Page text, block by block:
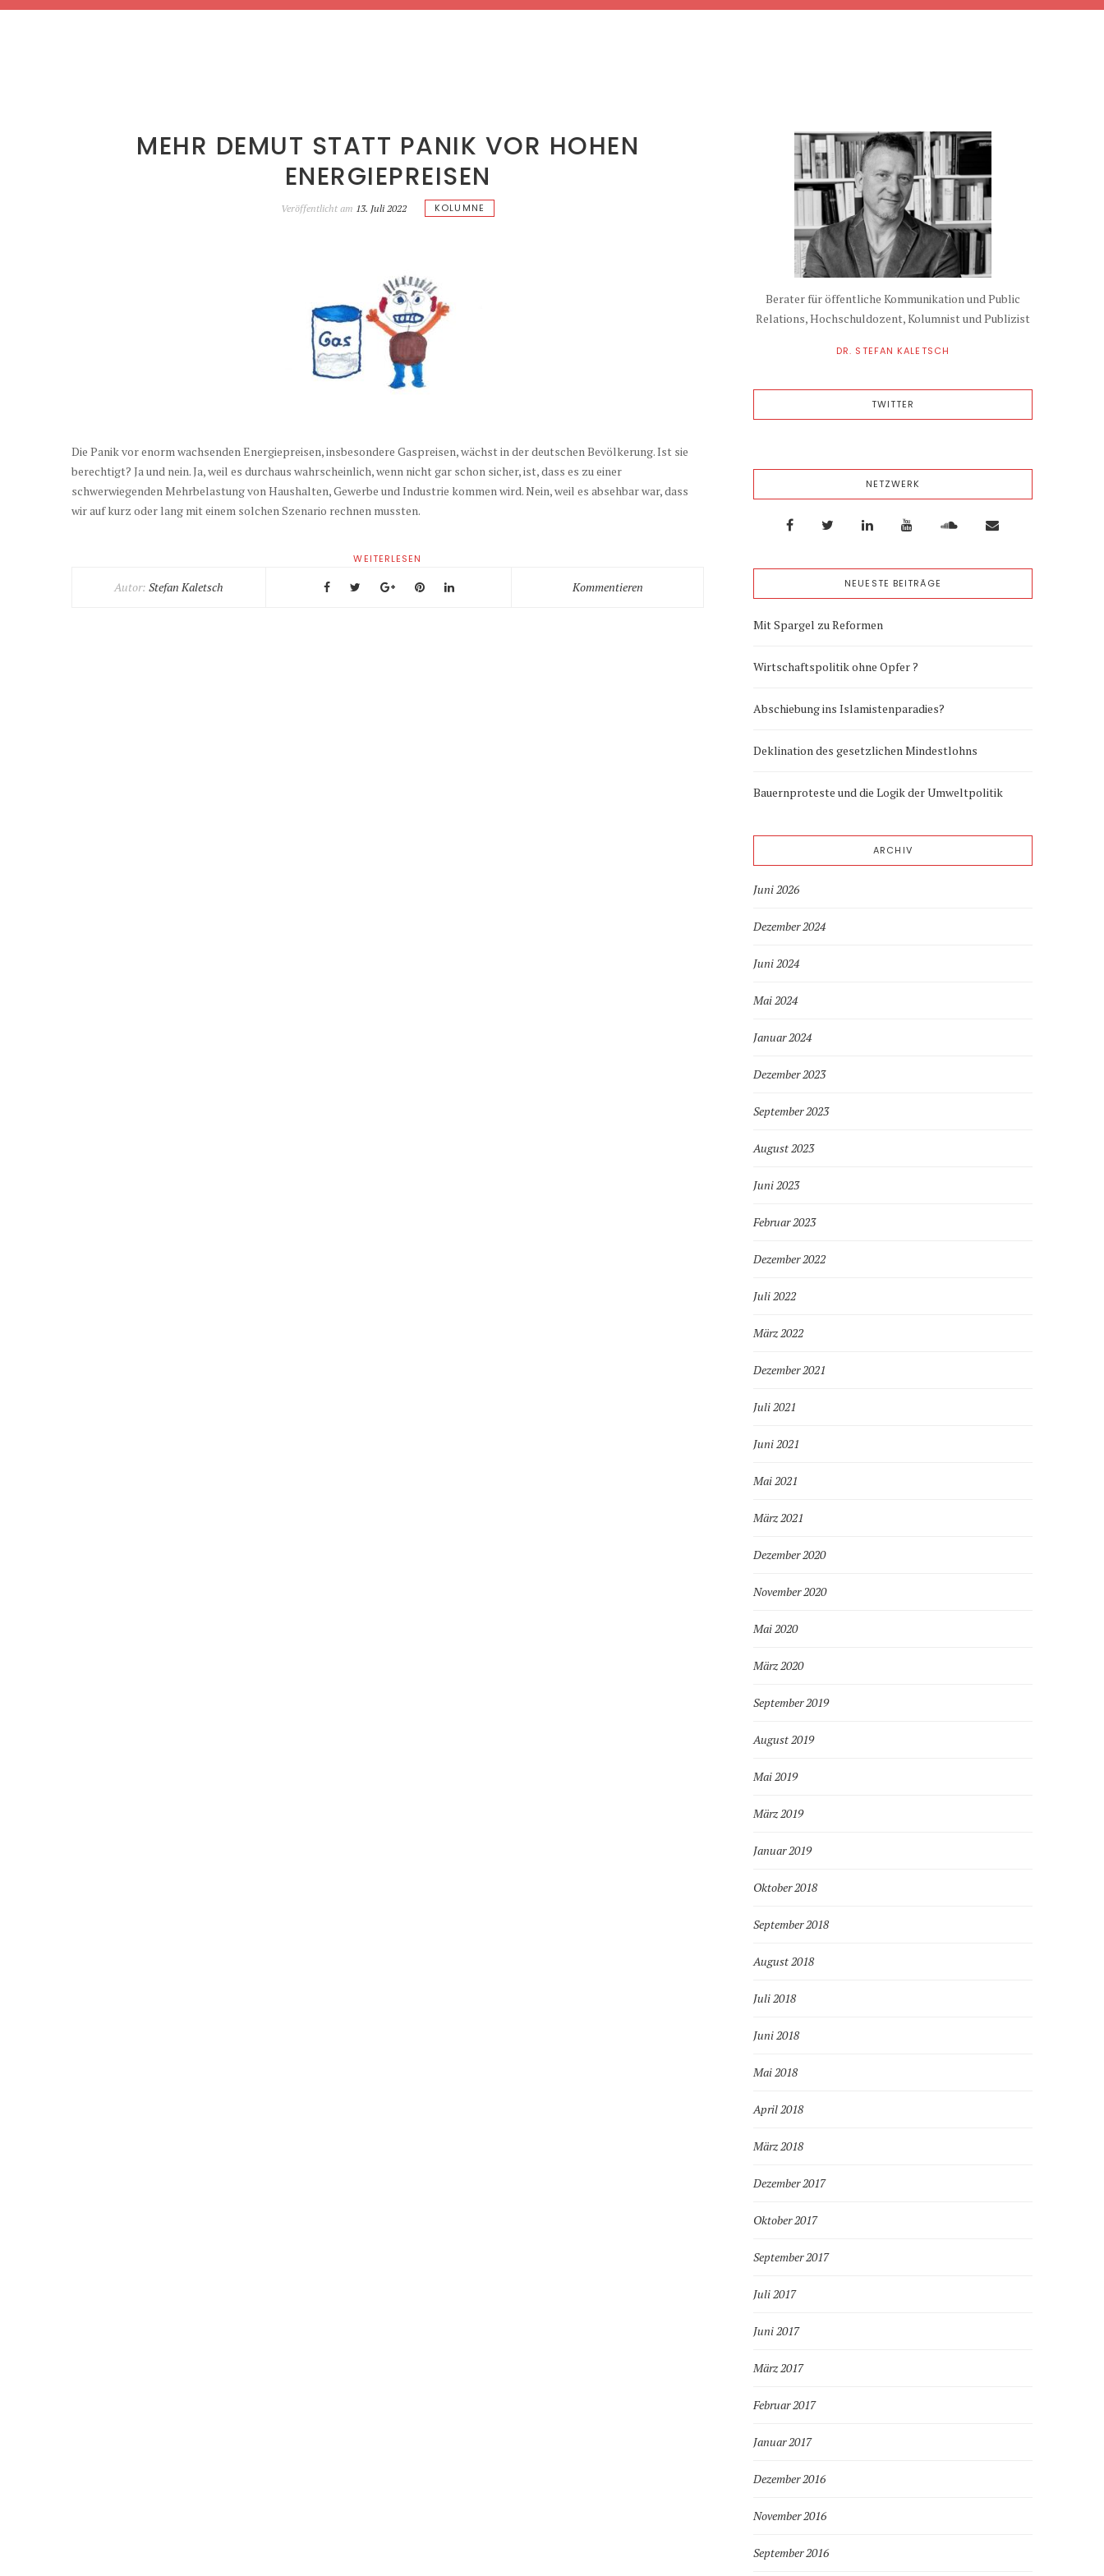
MEHR DEMUT STATT PANIK VOR HOHEN
ENERGIEPREISEN
Veröffentlicht am 13. Juli 2022 KOLUMNE
Die Panik vor enorm wachsenden Energiepreisen, insbesondere Gaspreisen, wächst in der deutschen Bevölkerung. Ist sie
berechtigt? Ja und nein. Ja, weil es durchaus wahrscheinlich, wenn nicht gar schon sicher, ist, dass es zu einer
schwerwiegenden Mehrbelastung von Haushalten, Gewerbe und Industrie kommen wird. Nein, weil es absehbar war, dass
wir auf kurz oder lang mit einem solchen Szenario rechnen mussten.
WEITERLESEN
Autor: Stefan Kaletsch Kommentieren
Berater für öffentliche Kommunikation und Public
Relations, Hochschuldozent, Kolumnist und Publizist
DR. STEFAN KALETSCH
TWITTER
NETZWERK
NEUESTE BEITRÄGE
Mit Spargel zu Reformen
Wirtschaftspolitik ohne Opfer ?
Abschiebung ins Islamistenparadies?
Deklination des gesetzlichen Mindestlohns
Bauernproteste und die Logik der Umweltpolitik
ARCHIV
Juni 2026
Dezember 2024
Juni 2024
Mai 2024
Januar 2024
Dezember 2023
September 2023
August 2023
Juni 2023
Februar 2023
Dezember 2022
Juli 2022
März 2022
Dezember 2021
Juli 2021
Juni 2021
Mai 2021
März 2021
Dezember 2020
November 2020
Mai 2020
März 2020
September 2019
August 2019
Mai 2019
März 2019
Januar 2019
Oktober 2018
September 2018
August 2018
Juli 2018
Juni 2018
Mai 2018
April 2018
März 2018
Dezember 2017
Oktober 2017
September 2017
Juli 2017
Juni 2017
März 2017
Februar 2017
Januar 2017
Dezember 2016
November 2016
September 2016